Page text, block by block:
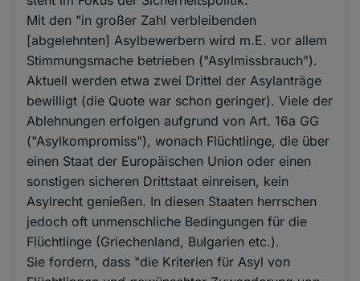
Mit den "in großer Zahl verbleibenden
[abgelehnten] Asylbewerbern wird m.E. vor allem
Stimmungsmache betrieben ("Asylmissbrauch").
Aktuell werden etwa zwei Drittel der Asylanträge
bewilligt (die Quote war schon geringer). Viele der
Ablehnungen erfolgen aufgrund von Art. 16a GG
("Asylkompromiss"), wonach Flüchtlinge, die über
einen Staat der Europäischen Union oder einen
sonstigen sicheren Drittstaat einreisen, kein
Asylrecht genießen. In diesen Staaten herrschen
jedoch oft unmenschliche Bedingungen für die
Flüchtlinge (Griechenland, Bulgarien etc.).
Sie fordern, dass "die Kriterien für Asyl von